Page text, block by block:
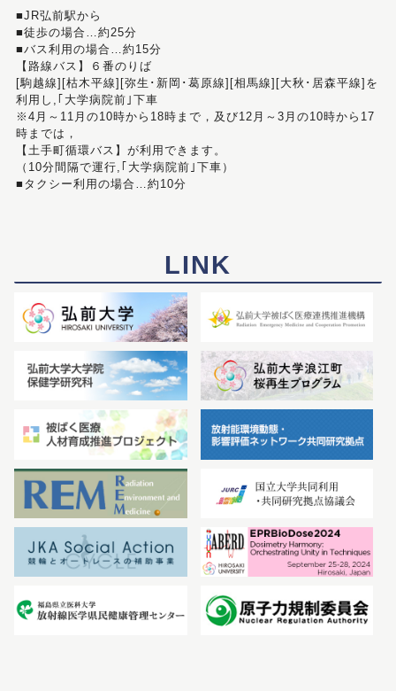
■JR弘前駅から
■徒歩の場合…約25分
■バス利用の場合…約15分
【路線バス】６番のりば
[駒越線][枯木平線][弥生･新岡･葛原線][相馬線][大秋･居森平線]を
利用し,｢大学病院前｣下車
※4月～11月の10時から18時まで，及び12月～3月の10時から17
時までは，
【土手町循環バス】が利用できます。
（10分間隔で運行,｢大学病院前｣下車）
■タクシー利用の場合…約10分
LINK